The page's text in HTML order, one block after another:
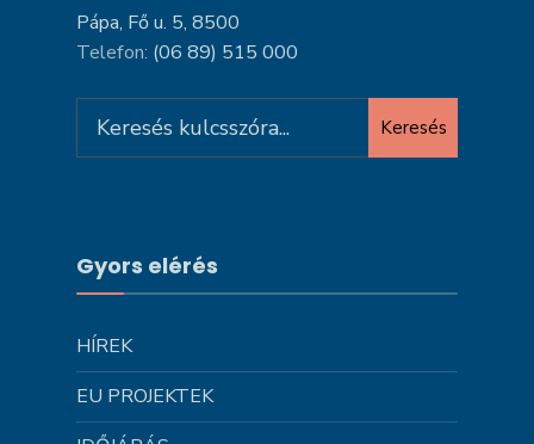
Pápa, Fő u. 5, 8500
Telefon: (06 89) 515 000
for:
Keresés
Gyors elérés
HÍREK
EU PROJEKTEK